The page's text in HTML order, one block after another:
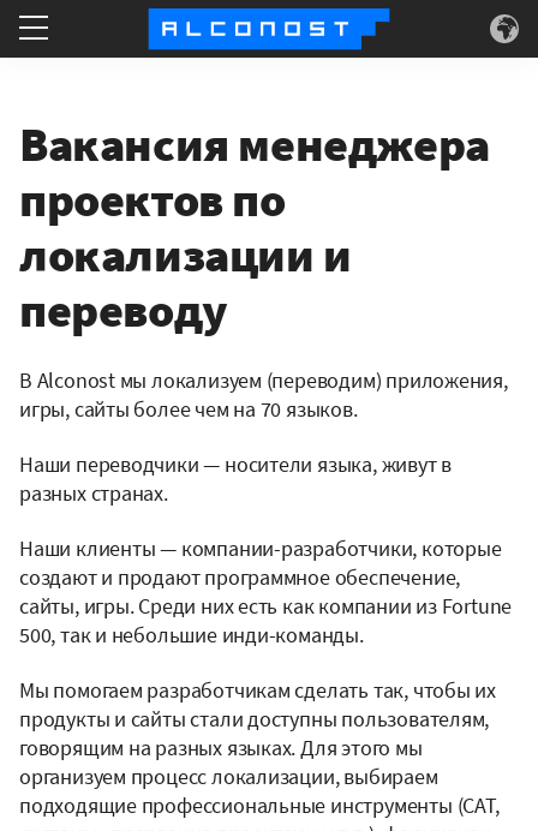
Для кого
Суперсилы
Вакансия менеджера
проектов по
локализации и
переводу
В Alconost мы локализуем (переводим) приложения,
игры, сайты более чем на 70 языков.
Наши переводчики — носители языка, живут в
разных странах.
Наши клиенты — компании-разработчики, которые
создают и продают программное обеспечение,
сайты, игры. Среди них есть как компании из Fortune
500, так и небольшие инди-команды.
Мы помогаем разработчикам сделать так, чтобы их
продукты и сайты стали доступны пользователям,
говорящим на разных языках. Для этого мы
организуем процесс локализации, выбираем
подходящие профессиональные инструменты (CAT,